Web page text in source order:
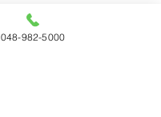
048-982-5000